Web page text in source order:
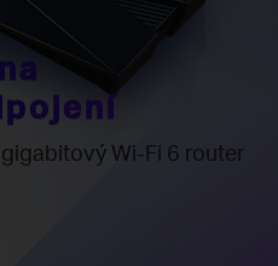
Wi-Fi 6 router